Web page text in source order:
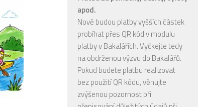
apod.
Nově budou platby vyšších částek
probíhat přes QR kód v modulu
platby v Bakalářích. Vyčkejte tedy
na obdrženou výzvu do Bakalářů.
Pokud budete platbu realizovat
bez použití QR kódu, věnujte
zvýšenou pozornost při